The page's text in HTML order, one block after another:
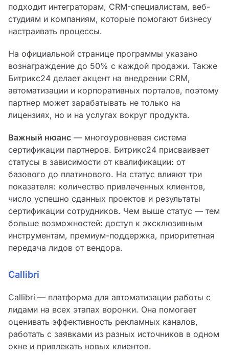
подходит интеграторам, CRM-специалистам, веб-
студиям и компаниям, которые помогают бизнесу
настраивать процессы.
На официальной странице программы указано
вознаграждение до 50% с каждой продажи. Также
Битрикс24 делает акцент на внедрении CRM,
автоматизации и корпоративных порталов, поэтому
партнер может зарабатывать не только на
лицензиях, но и на услугах вокруг продукта.
Важный нюанс — многоуровневая система
сертификации партнеров. Битрикс24 присваивает
статусы в зависимости от квалификации: от
базового до платинового. На статус влияют три
показателя: количество привлеченных клиентов,
число успешно сданных проектов и результаты
сертификации сотрудников. Чем выше статус — тем
больше возможностей: доступ к эксклюзивным
инструментам, премиум-поддержка, приоритетная
передача лидов от вендора.
Callibri
Callibri — платформа для автоматизации работы с
лидами на всех этапах воронки. Она помогает
оценивать эффективность рекламных каналов,
работать с заявками из разных источников в одном
окне и привлекать новых клиентов.